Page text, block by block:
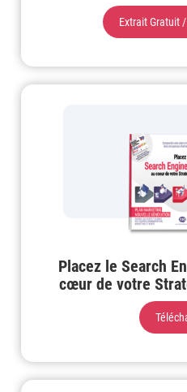
Extrait Gratuit
Placez le Search
cœur de votre